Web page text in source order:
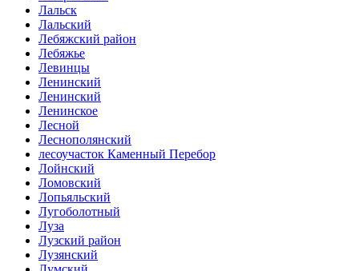
Лальск
Лальский
Лебяжский район
Лебяжье
Левинцы
Ленинский
Ленинский
Ленинское
Лесной
Леснополянский
лесоучасток Каменный Перебор
Лойнский
Ломовский
Лопьяльский
Лугоболотный
Луза
Лузский район
Лузянский